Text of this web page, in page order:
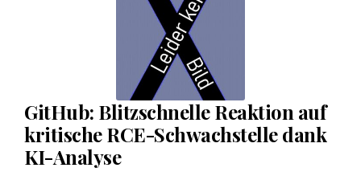
GitHub: Blitzschnelle Reaktion auf
kritische RCE-Schwachstelle dank
KI-Analyse